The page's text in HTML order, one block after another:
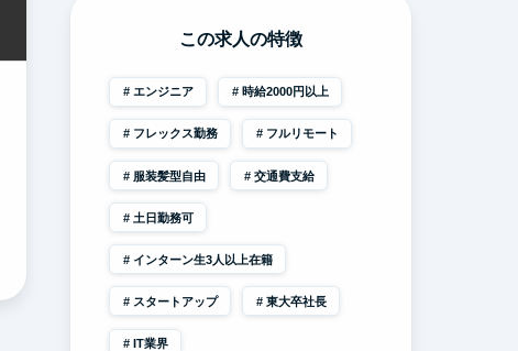
この求人の特徴
エンジニア 時給2000円以上
フレックス勤務 フルリモート
服装髪型自由 交通費支給
土日勤務可
インターン生3人以上在籍
スタートアップ 東大卒社長
IT業界